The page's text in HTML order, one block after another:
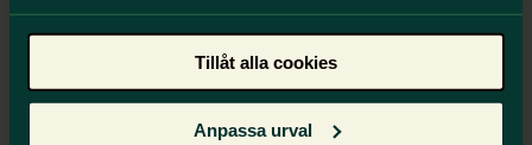
Tillåt alla cookies
Anpassa urval